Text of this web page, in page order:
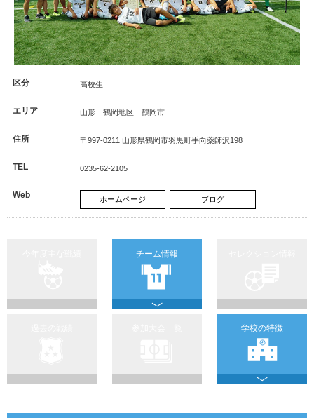
区分 高校生
エリア 山形 鶴岡地区 鶴岡市
住所 〒997-0211 山形県鶴岡市羽黒町手向薬師沢198
TEL 0235-62-2105
Web ホームページ ブログ
チーム情報
学校の特徴